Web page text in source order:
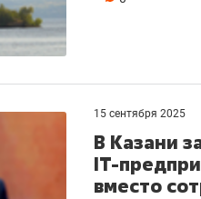
15 сентября 2025
В Казани
IT-
вместо